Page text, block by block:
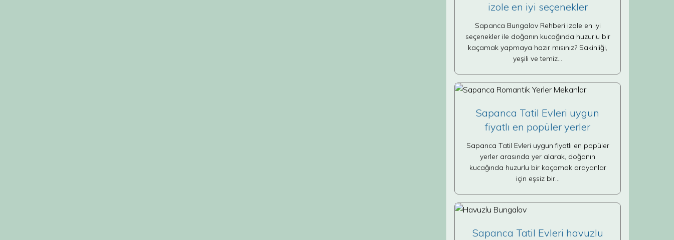
izole en iyi seçenekler
Sapanca Bungalov Rehberi izole en iyi
seçenekler ile doğanın kucağında huzurlu bir
kaçamak yapmaya hazır mısınız? Sakinliği,
yeşili ve temiz…
Sapanca Tatil Evleri uygun
fiyatlı en popüler yerler
Sapanca Tatil Evleri uygun fiyatlı en popüler
yerler arasında yer alarak, doğanın
kucağında huzurlu bir kaçamak arayanlar
için eşsiz bir…
Sapanca Tatil Evleri havuzlu